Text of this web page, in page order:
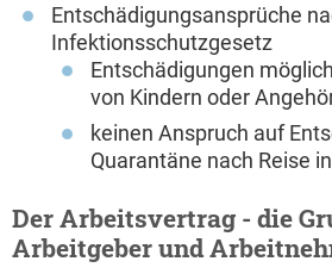
Entschädigungsansprüche
Infektionsschutzgesetz
Entschädigungen
von Kindern oder
keinen Anspruch auf
Quarantäne nach Reise
Der Arbeitsvertrag - die
Arbeitgeber und